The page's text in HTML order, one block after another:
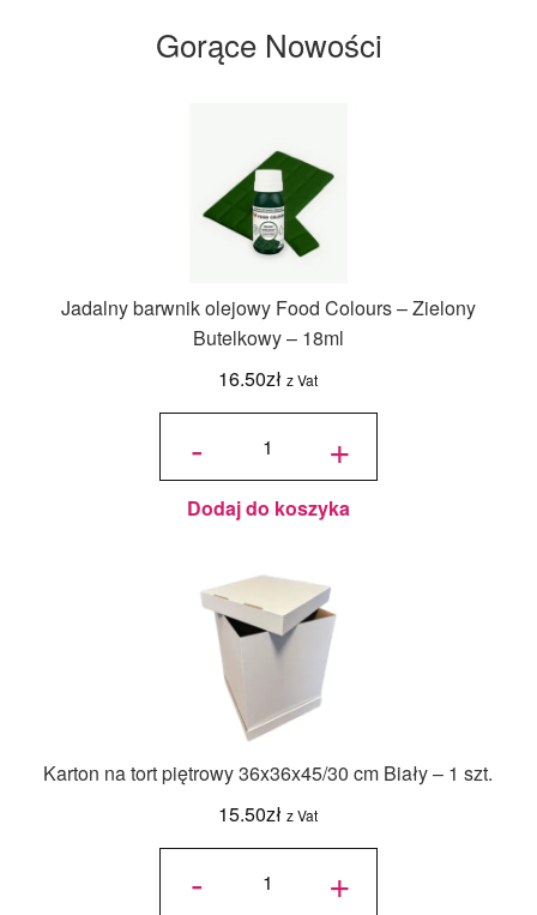
Gorące Nowości
Jadalny barwnik olejowy Food Colours – Zielony
Butelkowy – 18ml
16.50zł z Vat
-
ilość
olejowy
Food
Colours -
Zielony
Butelkowy
+
Dodaj do koszyka
Karton na tort piętrowy 36x36x45/30 cm Biały – 1 szt.
15.50zł z Vat
-
ilość Karton
36x36x45/30
cm Biały - 1
szt. +